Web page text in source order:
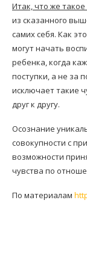
Итак, что же
из сказанного
самих себя. Как
могут начать
ребенка, когда
поступки, а не за
исключает такие
друг к другу.
Осознание
совокупности с
возможности
чувства по
По материалам